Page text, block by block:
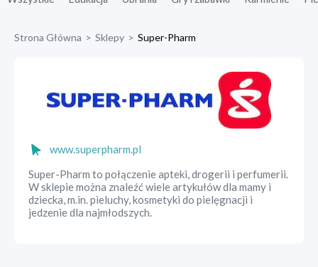
Strona Główna > Sklepy > Super-Pharm
www.superpharm.pl
Super-Pharm to połączenie apteki, drogerii i perfumerii.
W sklepie można znaleźć wiele artykułów dla mamy i
dziecka, m.in. pieluchy, kosmetyki do pielęgnacji i
jedzenie dla najmłodszych.